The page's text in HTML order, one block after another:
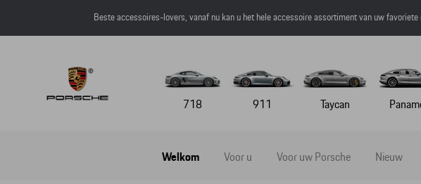
Beste accessoires-lovers, vanaf nu kan u het hele accessoire assortiment van uw
718 911 Taycan
Welkom Voor u Voor uw Porsche Nieuw